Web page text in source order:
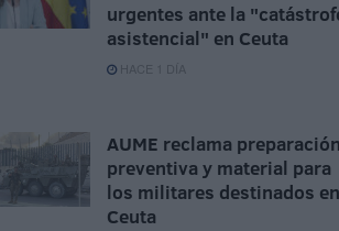
urgentes ante la
asistencial" en Ceuta
HACE 1 DÍA
AUME reclama preparación
preventiva y material para
los militares destinados en
Ceuta